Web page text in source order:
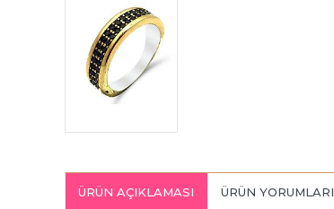
ÜRÜN AÇIKLAMASI ÜRÜN YORUMLARI